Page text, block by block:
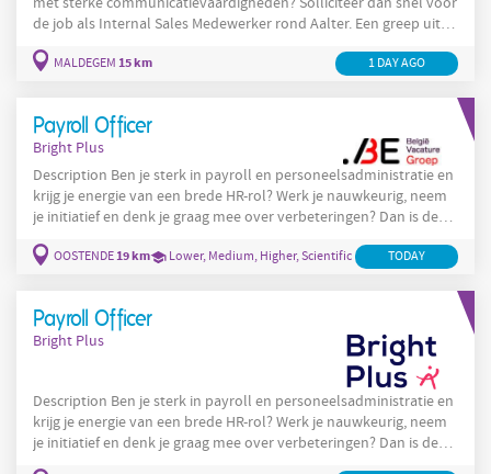
de job als Internal Sales Medewerker rond Aalter. Een greep uit
klantenvragen van A tot Z en biedt snelle, correcte oplossingen.
MALDEGEM 15 km 1 DAY AGO
Payroll Officer
Bright Plus
Description Ben je sterk in payroll en personeelsadministratie en
krijg je energie van een brede HR-rol? Werk je nauwkeurig, neem
je initiatief en denk je graag mee over verbeteringen? Dan is deze
Je verzorgt de payrollverwerking van arbeiders en bedienden Je
OOSTENDE19 km Lower, Medium, Higher, Scientific TODAY
Payroll Officer
Bright Plus
Description Ben je sterk in payroll en personeelsadministratie en
krijg je energie van een brede HR-rol? Werk je nauwkeurig, neem
je initiatief en denk je graag mee over verbeteringen? Dan is deze